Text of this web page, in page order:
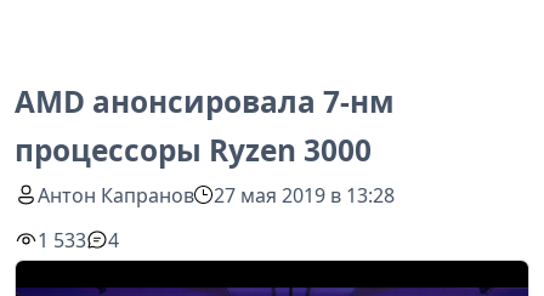
AMD анонсировала 7-нм
процессоры Ryzen 3000
Антон Капранов
27 мая 2019 в 13:28
1 533
4